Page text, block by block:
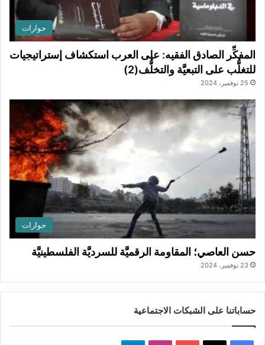
حوارات
المفكِّر الصادق الفقيه: على العرب استكشاف إستراتيجيات
للتغلُّب على التبعيَّة والتخلُّف(2)
25 نوفمبر، 2024
حوارات
حسن العاصي؛ المقاومة الرقميَّة للسرديَّة الفلسطينيَّة
23 نوفمبر، 2024
حساباتنا على الشبكات الاجتماعية